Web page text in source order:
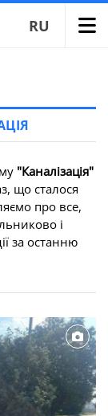
RU
"Каналізація"
що сталося
про все,
і
за останню